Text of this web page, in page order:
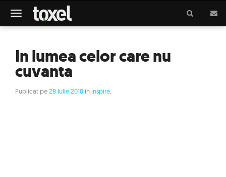
Meniu
In lumea celor care nu
cuvanta
Publicat pe28 Iulie 2010 in Inspire